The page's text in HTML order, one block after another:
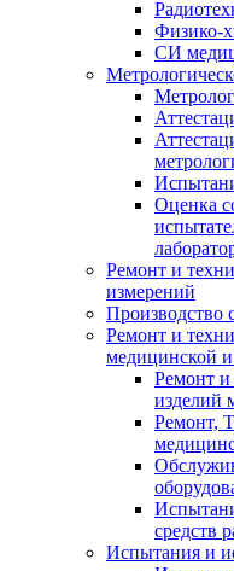
Физико-
СИ
Оценка
Ремонт и
измерений
Производство
Ремонт и
медицинской
Ремонт и
изделий
Ремонт,
средств
Испытания и